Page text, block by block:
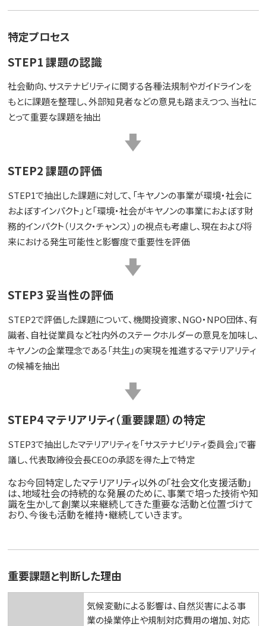
特定プロセス
STEP1 課題の認識
社会動向、サステナビリティに関する各種法規制やガイドラインを
もとに課題を整理し、外部知見者などの意見も踏まえつつ、当社に
とって重要な課題を抽出
STEP2 課題の評価
STEP1で抽出した課題に対して、「キヤノンの事業が環境・社会に
およぼすインパクト」と「環境・社会がキヤノンの事業におよぼす財
務的インパクト（リスク・チャンス）」の視点も考慮し、現在および将
来における発生可能性と影響度で重要性を評価
STEP3 妥当性の評価
STEP2で評価した課題について、機関投資家、NGO・NPO団体、有
識者、自社従業員など社内外のステークホルダーの意見を加味し、
キヤノンの企業理念である「共生」の実現を推進するマテリアリティ
の候補を抽出
STEP4 マテリアリティ（重要課題）の特定
STEP3で抽出したマテリアリティを「サステナビリティ委員会」で審
議し、代表取締役会長CEOの承認を得た上で特定
なお今回特定したマテリアリティ以外の「社会文化支援活動」
は、地域社会の持続的な発展のために、事業で培った技術や知
識を生かして創業以来継続してきた重要な活動と位置づけて
おり、今後も活動を維持・継続していきます。
重要課題と判断した理由
気候変動による影響は、自然災害による事
業の操業停止や規制対応費用の増加、対応